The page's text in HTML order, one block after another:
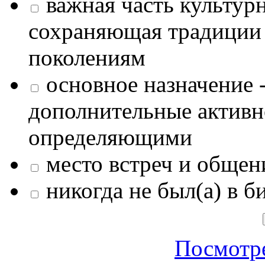
сохраняющая
поколениям
основное назначение
дополнительные
определяющими
место встреч и
никогда не был(а) в